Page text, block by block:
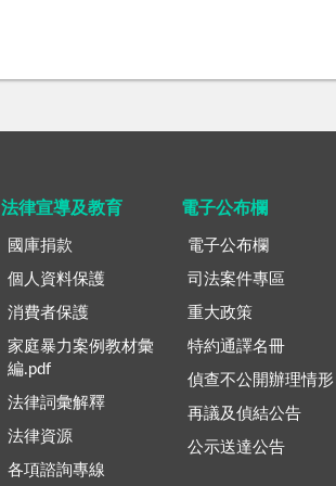
法律宣導及教育
國庫捐款
個人資料保護
消費者保護
家庭暴力案例教材彙
編.pdf
法律詞彙解釋
法律資源
各項諮詢專線
電子公布欄
電子公布欄
司法案件專區
重大政策
特約通譯名冊
偵查不公開辦理情形
再議及偵結公告
公示送達公告